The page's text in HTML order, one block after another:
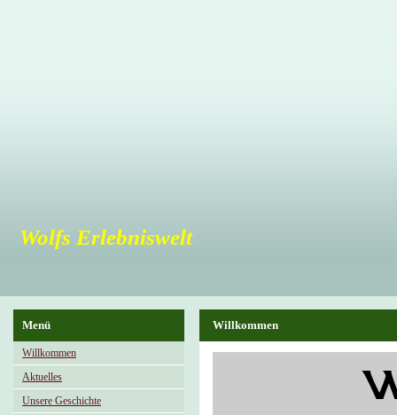
Wolfs Erlebniswelt
Menü
Willkommen
Aktuelles
Unsere Geschichte
Willkommen